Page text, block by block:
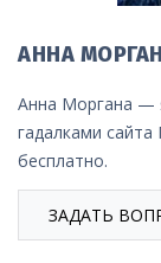
АННА
Анна Моргана —
гадалками
бесплатно.
ЗАДАТЬ